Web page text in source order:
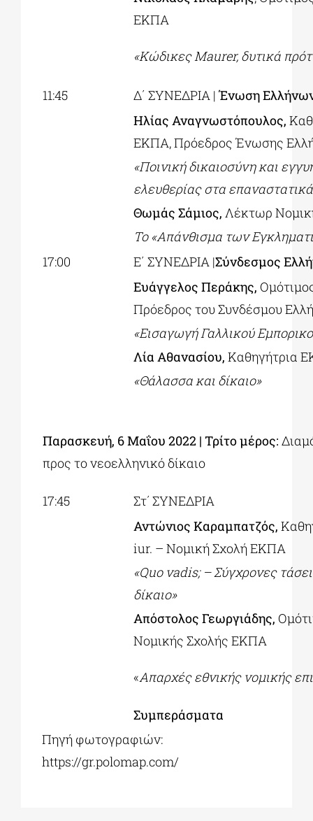
ΕΚΠΑ
«ΚώδικεςMaurer, δυτικά
11:45 Δ΄ ΣΥΝΕΔΡΙΑ | Ένωση
Ηλίας Αναγνωστόπουλος,
ΕΚΠΑ, Πρόεδρος Ένωσης
«Ποινική δικαιοσύνη και
ελευθερίας στα
Θωμάς Σάμιος, Λέκτωρ
Το «Απάνθισμα των
17:00
Ε΄ ΣΥΝΕΔΡΙΑ |Σύνδεσμος
Ευάγγελος Περάκης,
Πρόεδρος του Συνδέσμου
«Εισαγωγή Γαλλικού
Λία Αθανασίου, Καθηγήτρια
«Θάλασσα και δίκαιο»
Παρασκευή, 6 Μαΐου 2022 | Τρίτο μέρος:
προς το νεοελληνικό δίκαιο
17:45
Στ΄ ΣΥΝΕΔΡΙΑ
Αντώνιος Καραμπατζός,
iur. – Νομική Σχολή ΕΚΠΑ
«Quo vadis; – Σύγχρονες
δίκαιο»
Απόστολος Γεωργιάδης,
Νομικής Σχολής ΕΚΠΑ
«Απαρχές εθνικής νομικής
Συμπεράσματα
Πηγή φωτογραφιών:
https://gr.polomap.com/